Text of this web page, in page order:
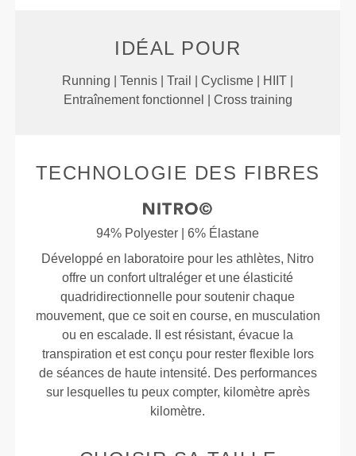
IDÉAL POUR
Running | Tennis | Trail | Cyclisme | HIIT |
Entraînement fonctionnel | Cross training
TECHNOLOGIE DES FIBRES
94% Polyester | 6% Élastane
Développé en laboratoire pour les athlètes, Nitro
offre un confort ultraléger et une élasticité
quadridirectionnelle pour soutenir chaque
mouvement, que ce soit en course, en musculation
ou en escalade. Il est résistant, évacue la
transpiration et est conçu pour rester flexible lors
de séances de haute intensité. Des performances
sur lesquelles tu peux compter, kilomètre après
kilomètre.